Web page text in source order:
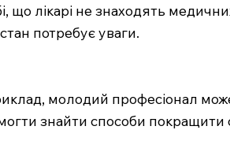
що лікарі не знаходять
потребує уваги.
молодий професіонал
знайти способи покращити